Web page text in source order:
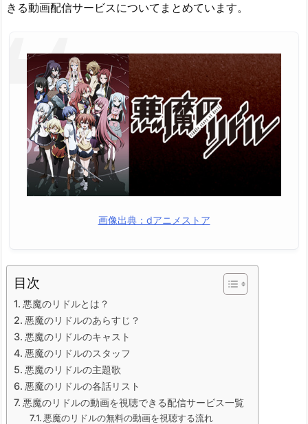
きる動画配信サービスについてまとめています。
画像出典：dアニメストア
目次
悪魔のリドルとは？
悪魔のリドルのあらすじ？
悪魔のリドルのキャスト
悪魔のリドルのスタッフ
悪魔のリドルの主題歌
悪魔のリドルの各話リスト
悪魔のリドルの動画を視聴できる配信サービス一覧
悪魔のリドルの無料の動画を視聴する流れ